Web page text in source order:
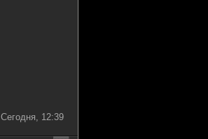
Сегодня, 12:39